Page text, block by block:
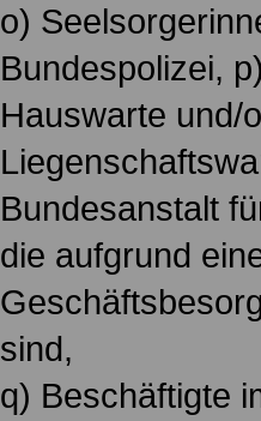
o)
Bundespolizei,
Hauswarte und/
Bundesanstalt
die aufgrund
sind,
q) Beschäftigte